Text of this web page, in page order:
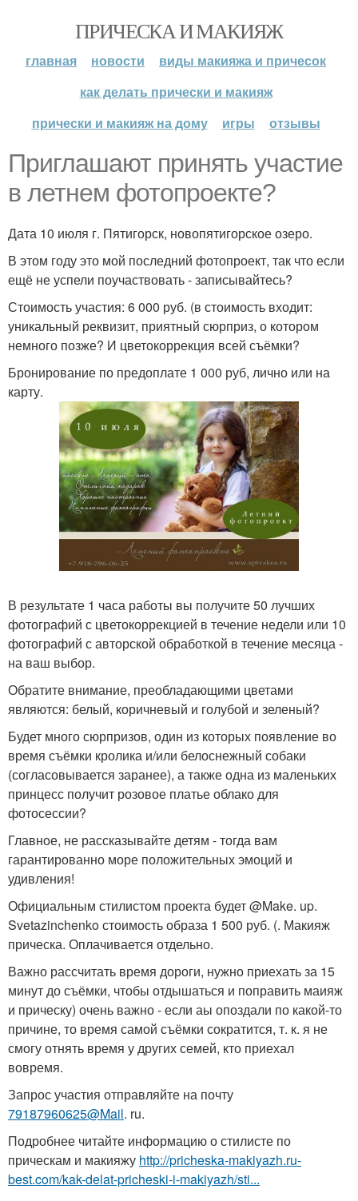
ПРИЧЕСКА И МАКИЯЖ
главная новости
виды макияжа и причесок
как делать прически и макияж
прически и макияж на дому
игры отзывы
Приглашают принять участие
в летнем фотопроекте?
Дата 10 июля г. Пятигорск, новопятигорское озеро.
В этом году это мой последний фотопроект, так что если
ещё не успели поучаствовать - записывайтесь?
Стоимость участия: 6 000 руб. (в стоимость входит:
уникальный реквизит, приятный сюрприз, о котором
немного позже? И цветокоррекция всей съёмки?
Бронирование по предоплате 1 000 руб, лично или на
карту.
В результате 1 часа работы вы получите 50 лучших
фотографий с цветокоррекцией в течение недели или 10
фотографий с авторской обработкой в течение месяца -
на ваш выбор.
Обратите внимание, преобладающими цветами
являются: белый, коричневый и голубой и зеленый?
Будет много сюрпризов, один из которых появление во
время съёмки кролика и/или белоснежный собаки
(согласовывается заранее), а также одна из маленьких
принцесс получит розовое платье облако для
фотосессии?
Главное, не рассказывайте детям - тогда вам
гарантированно море положительных эмоций и
удивления!
Официальным стилистом проекта будет @Make. up.
Svetazinchenko стоимость образа 1 500 руб. (. Макияж
прическа. Оплачивается отдельно.
Важно рассчитать время дороги, нужно приехать за 15
минут до съёмки, чтобы отдышаться и поправить маияж
и прическу) очень важно - если аы опоздали по какой-то
причине, то время самой съёмки сократится, т. к. я не
смогу отнять время у других семей, кто приехал
вовремя.
Запрос участия отправляйте на почту
79187960625@Mail. ru.
Подробнее читайте информацию о стилисте по
прическам и макияжу http://pricheska-makiyazh.ru-
best.com/kak-delat-pricheski-i-makiyazh/sti...